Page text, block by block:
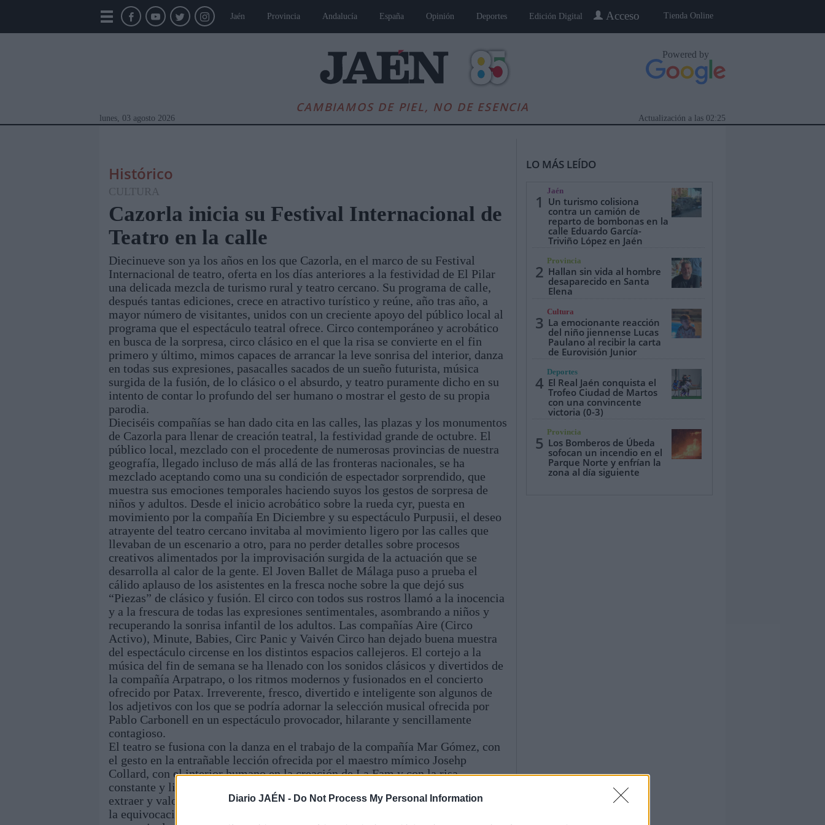
Diario JAÉN - Do Not Process My Personal Information
Tienda Online
Acceso
Jaén Provincia Andalucía España Opinión Deportes Edición Digital
CAMBIAMOS DE PIEL, NO DE ESENCIA
Powered by
lunes, 03 agosto 2026 02:25
Actualización a las
Módulos Portada Jaén Provincia Linares Jaén, Pueblo a Pueblo Gente
Histórico
CULTURA
Cazorla inicia su Festival Internacional de
Teatro en la calle
Diecinueve son ya los años en los que Cazorla, en el marco de su Festival
Internacional de teatro, oferta en los días anteriores a la festividad de El Pilar
una delicada mezcla de turismo rural y teatro cercano. Su programa de calle,
después tantas ediciones, crece en atractivo turístico y reúne, año tras año, a
mayor número de visitantes, unidos con un creciente apoyo del público local al
programa que el espectáculo teatral ofrece. Circo contemporáneo y acrobático
en busca de la sorpresa, circo clásico en el que la risa se convierte en el fin
primero y último, mimos capaces de arrancar la leve sonrisa del interior, danza
en todas sus expresiones, pasacalles sacados de un sueño futurista, música
surgida de la fusión, de lo clásico o el absurdo, y teatro puramente dicho en su
intento de contar lo profundo del ser humano o mostrar el gesto de su propia
parodia.
Dieciséis compañías se han dado cita en las calles, las plazas y los monumentos
de Cazorla para llenar de creación teatral, la festividad grande de octubre. El
público local, mezclado con el procedente de numerosas provincias de nuestra
geografía, llegado incluso de más allá de las fronteras nacionales, se ha
mezclado aceptando como una su condición de espectador sorprendido, que
muestra sus emociones temporales haciendo suyos los gestos de sorpresa de
niños y adultos. Desde el inicio acrobático sobre la rueda cyr, puesta en
movimiento por la compañía En Diciembre y su espectáculo Purpusii, el deseo
atrayente del teatro cercano invitaba al movimiento ligero por las calles que
llevaban de un escenario a otro, para no perder detalles sobre procesos
creativos alimentados por la improvisación surgida de la actuación que se
desarrolla al calor de la gente. El Joven Ballet de Málaga puso a prueba el
cálido aplauso de los asistentes en la fresca noche sobre la que dejó sus
“Piezas” de clásico y fusión. El circo con todos sus rostros llamó a la inocencia
y a la frescura de todas las expresiones sentimentales, asombrando a niños y
recuperando la sonrisa infantil de los adultos. Las compañías Aire (Circo
Activo), Minute, Babies, Circ Panic y Vaivén Circo han dejado buena muestra
del espectáculo circense en los distintos espacios callejeros. El cortejo a la
música del fin de semana se ha llenado con los sonidos clásicos y divertidos de
la compañía Arpatrapo, o los ritmos modernos y fusionados en el concierto
ofrecido por Patax. Irreverente, fresco, divertido e inteligente son algunos de
los adjetivos con los que se podría adornar la selección musical ofrecida por
Pablo Carbonell en un espectáculo provocador, hilarante y sencillamente
contagioso.
El teatro se fusiona con la danza en el trabajo de la compañía Mar Gómez, con
el gesto en la entrañable lección ofrecida por el maestro mímico Josehp
Collard, con el interior humano en la creación de La Fam y con la risa
constante y liberadora de Yllana. De un programa tan completo resulta difícil
extraer y valorar a unos sobre otros, porque el riesgo de lo opinable se asoma a
la equivocación en equilibrio con el acierto, pero, utilizando como criterio la
LO MÁS LEÍDO
1
Jaén
Un turismo colisiona
contra un camión de
reparto de bombonas en la
calle Eduardo García-
Triviño López en Jaén
2
Provincia
Hallan sin vida al hombre
desaparecido en Santa
Elena
3
Cultura
La emocionante reacción
del niño jiennense Lucas
Paulano al recibir la carta
de Eurovisión Junior
4
Deportes
El Real Jaén conquista el
Trofeo Ciudad de Martos
con una convincente
victoria (0-3)
5
Provincia
Los Bomberos de Úbeda
sofocan un incendio en el
Parque Norte y enfrían la
zona al día siguiente